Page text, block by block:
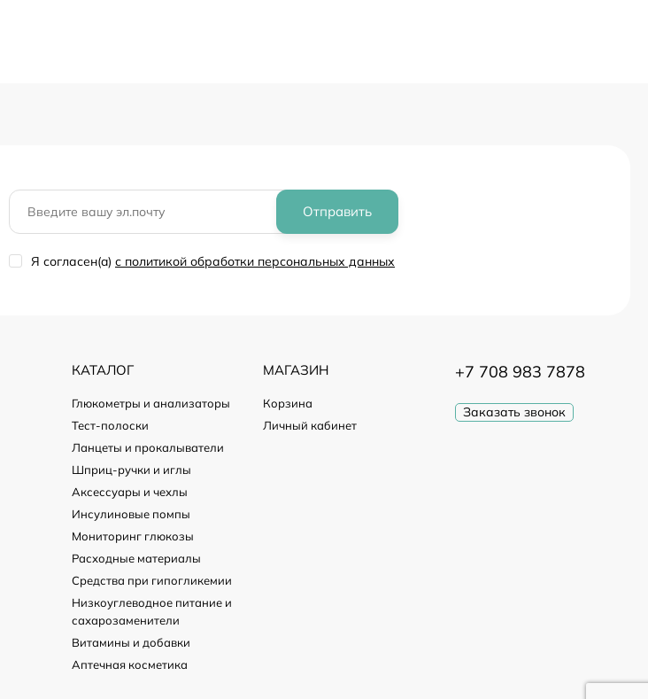
Отправить
Я согласен(a) с политикой обработки персональных данных
КАТАЛОГ
Глюкометры и анализаторы
Тест-полоски
Ланцеты и прокалыватели
Шприц-ручки и иглы
Аксессуары и чехлы
Инсулиновые помпы
Мониторинг глюкозы
Расходные материалы
Средства при гипогликемии
Низкоуглеводное питание и
сахарозаменители
Витамины и добавки
Аптечная косметика
МАГАЗИН
Корзина
Личный кабинет
+7 708 983 7878
Заказать звонок